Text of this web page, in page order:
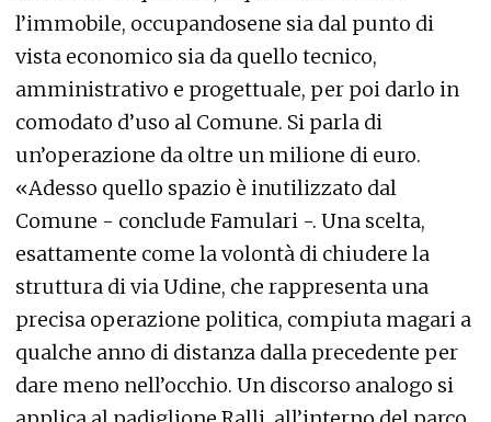
l’immobile, occupandosene sia dal punto di
vista economico sia da quello tecnico,
amministrativo e progettuale, per poi darlo in
comodato d’uso al Comune. Si parla di
un’operazione da oltre un milione di euro.
«Adesso quello spazio è inutilizzato dal
Comune - conclude Famulari -. Una scelta,
esattamente come la volontà di chiudere la
struttura di via Udine, che rappresenta una
precisa operazione politica, compiuta magari a
qualche anno di distanza dalla precedente per
dare meno nell’occhio. Un discorso analogo si